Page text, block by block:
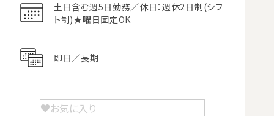
土日含む週5日勤務／休日：週休2日制(シフ
ト制)★曜日固定OK
即日／長期
お気に入り